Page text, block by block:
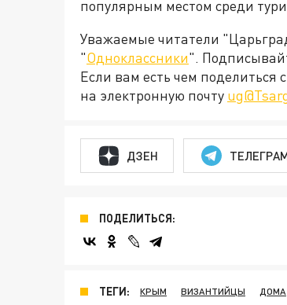
популярным местом среди
Уважаемые читатели
"Одноклассники".
Если вам есть чем
на электронную почту
ДЗЕН
ПОДЕЛИТЬСЯ:
ТЕГИ: КРЫМ ВИЗАНТИЙЦЫ ДОМА